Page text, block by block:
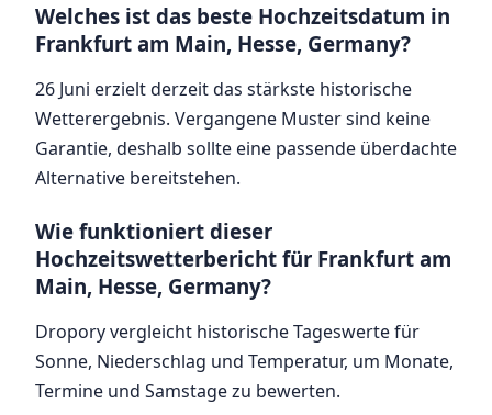
Welches ist das beste Hochzeitsdatum in
Frankfurt am Main, Hesse, Germany?
26 Juni erzielt derzeit das stärkste historische
Wetterergebnis. Vergangene Muster sind keine
Garantie, deshalb sollte eine passende überdachte
Alternative bereitstehen.
Wie funktioniert dieser
Hochzeitswetterbericht für Frankfurt am
Main, Hesse, Germany?
Dropory vergleicht historische Tageswerte für
Sonne, Niederschlag und Temperatur, um Monate,
Termine und Samstage zu bewerten.